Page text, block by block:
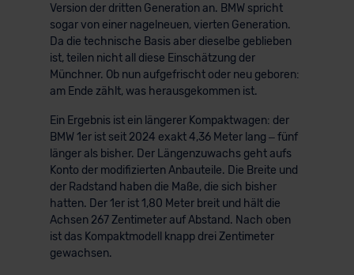
Version der dritten Generation an. BMW spricht
sogar von einer nagelneuen, vierten Generation.
Da die technische Basis aber dieselbe geblieben
ist, teilen nicht all diese Einschätzung der
Münchner. Ob nun aufgefrischt oder neu geboren:
am Ende zählt, was herausgekommen ist.
Ein Ergebnis ist ein längerer Kompaktwagen: der
BMW 1er ist seit 2024 exakt 4,36 Meter lang – fünf
länger als bisher. Der Längenzuwachs geht aufs
Konto der modifizierten Anbauteile. Die Breite und
der Radstand haben die Maße, die sich bisher
hatten. Der 1er ist 1,80 Meter breit und hält die
Achsen 267 Zentimeter auf Abstand. Nach oben
ist das Kompaktmodell knapp drei Zentimeter
gewachsen.